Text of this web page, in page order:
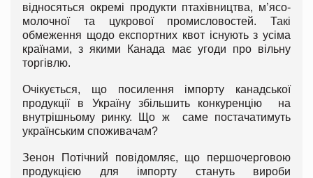
відносяться окремі продукти птахівництва, м’ясо-
молочної та цукрової промисловостей. Такі
обмеження щодо експортних квот існують з усіма
країнами, з якими Канада має угоди про вільну
торгівлю.
Очікується, що посилення імпорту канадської
продукції в Україну збільшить конкуренцію на
внутрішньому ринку. Що ж саме постачатимуть
українським споживачам?
Зенон Потічний повідомляє, що першочерговою
продукцією для імпорту стануть вироби